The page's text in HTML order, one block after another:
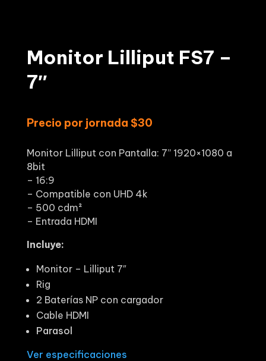
Monitor Lilliput FS7 –
7″
Precio por jornada $30
Monitor Lilliput con Pantalla: 7” 1920×1080 a
8bit
– 16:9
– Compatible con UHD 4k
– 500 cdm²
– Entrada HDMI
Incluye:
Monitor – Lilliput 7″
Rig
2 Baterías NP con cargador
Cable HDMI
Parasol
Ver especificaciones